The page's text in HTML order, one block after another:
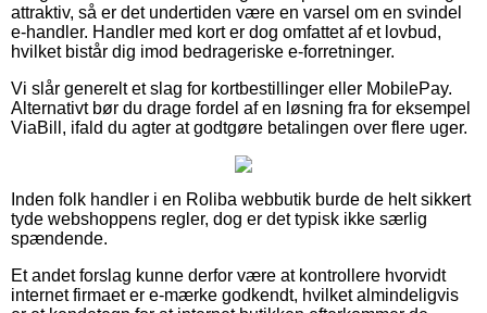
attraktiv, så er det undertiden være en varsel om en svindel
e-handler. Handler med kort er dog omfattet af et lovbud,
hvilket bistår dig imod bedrageriske e-forretninger.
Vi slår generelt et slag for kortbestillinger eller MobilePay.
Alternativt bør du drage fordel af en løsning fra for eksempel
ViaBill, ifald du agter at godtgøre betalingen over flere uger.
Inden folk handler i en Roliba webbutik burde de helt sikkert
tyde webshoppens regler, dog er det typisk ikke særlig
spændende.
Et andet forslag kunne derfor være at kontrollere hvorvidt
internet firmaet er e-mærke godkendt, hvilket almindeligvis